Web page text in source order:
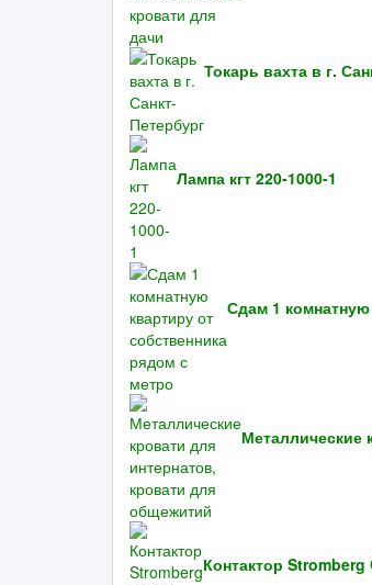
Токарь вахта в г.
Лампа кгт 220-1000-1
Сдам 1
Металлические
Контактор Stromberg